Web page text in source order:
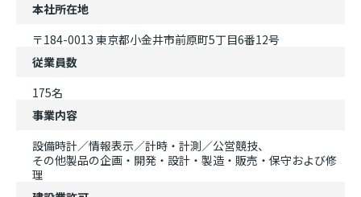
本社所在地
〒184-0013 東京都小金井市前原町5丁目6番12号
従業員数
175名
事業内容
設備時計／情報表示／計時・計測／公営競技、
その他製品の企画・開発・設計・製造・販売・保守および修
理